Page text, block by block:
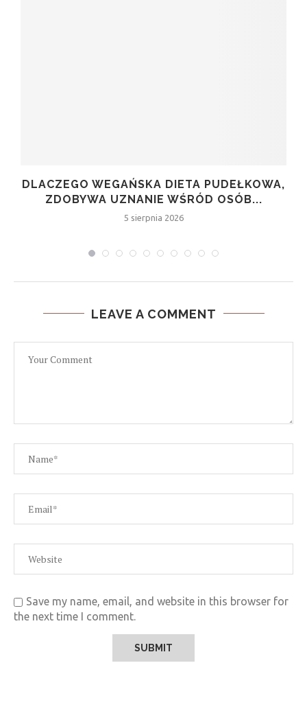
DLACZEGO WEGAŃSKA DIETA PUDEŁKOWA,
ZDOBYWA UZNANIE WŚRÓD OSÓB...
5 sierpnia 2026
LEAVE A COMMENT
Save my name, email, and website in this browser for
the next time I comment.